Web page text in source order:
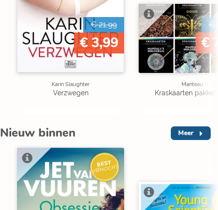
€ 21,99
€ 3,99
Karin Slaughter
Verzwegen
€
€
Manteau
Kraskaarten pakket
Nieuw binnen Meer
BEST
VERKOCHT